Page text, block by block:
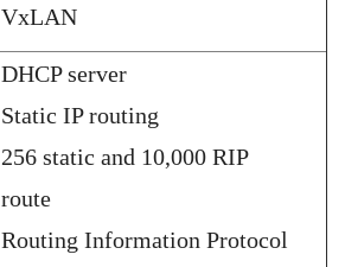
VxLAN
DHCP server
Static IP routing
256 static and 10,000 RIP
route
Routing Information Protocol